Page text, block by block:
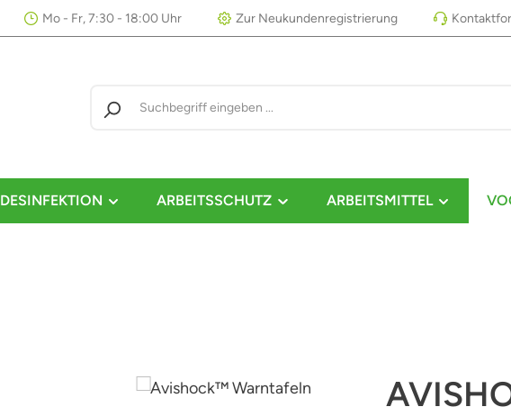
Mo - Fr, 7:30 - 18:00 Uhr Zur Neukundenregistrierung
DESINFEKTION ARBEITSSCHUTZ ARBEITSMITTEL